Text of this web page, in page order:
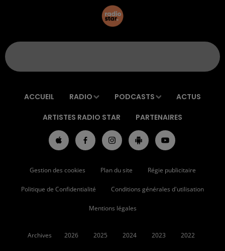
ACCUEIL RADIO PODCASTS ACTUS
ARTISTES RADIO STAR PARTENAIRES
Gestion des cookies Plan du site Régie publicitaire
Politique de Confidentialité Conditions générales d'utilisation
Mentions légales
Archives 2026 2025 2024 2023 2022